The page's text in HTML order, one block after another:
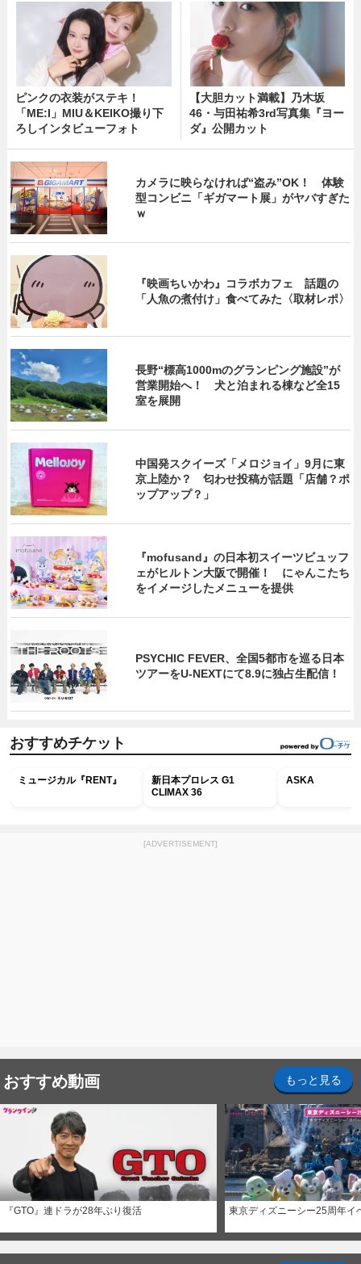
ピンクの衣装がステキ！
「ME:I」MIU＆KEIKO撮り下
ろしインタビューフォト
【大胆カット満載】乃木坂
46・与田祐希3rd写真集『ヨー
ダ』公開カット
カメラに映らなければ“盗み”OK！ 体験
型コンビニ「ギガマート展」がヤバすぎた
ｗ
『映画ちいかわ』コラボカフェ 話題の
「人魚の煮付け」食べてみた〈取材レポ〉
長野“標高1000mのグランピング施設”が
営業開始へ！ 犬と泊まれる棟など全15
室を展開
中国発スクイーズ「メロジョイ」9月に東
京上陸か？ 匂わせ投稿が話題「店舗？ポ
ップアップ？」
『mofusand』の日本初スイーツビュッフ
ェがヒルトン大阪で開催！ にゃんこたち
をイメージしたメニューを提供
PSYCHIC FEVER、全国5都市を巡る日本
ツアーをU‐NEXTにて8.9に独占生配信！
おすすめチケット
ミュージカル『RENT』
新日本プロレス G1
CLIMAX 36
ASKA
[ADVERTISEMENT]
おすすめ動画 もっと見る
『GTO』連ドラが28年ぶり復活 東京ディズニーシー25周年イ